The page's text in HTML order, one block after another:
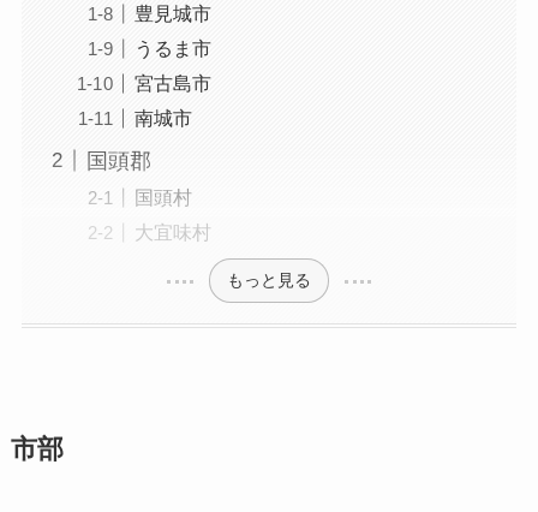
豊見城市
うるま市
宮古島市
南城市
国頭郡
国頭村
大宜味村
もっと見る
市部